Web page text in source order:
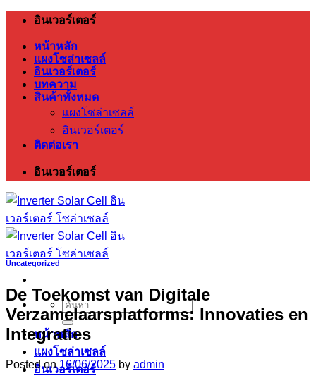
ข้าม
เนื้อหา
อินเวอร์เตอร์
หน้าหลัก
แผงโซล่าเซลล์
อินเวอร์เตอร์
บทความ
สินค้าทั้งหมด
แผงโซล่าเซลล์
อินเวอร์เตอร์
ติดต่อเรา
อินเวอร์เตอร์
ค้นหา:
หน้าหลัก
แผงโซล่าเซลล์
อินเวอร์เตอร์
Uncategorized
De Toekomst van Digitale
Verzamelaarsplatforms: Innovaties en
Integraties
Posted on16/06/2025 by admin